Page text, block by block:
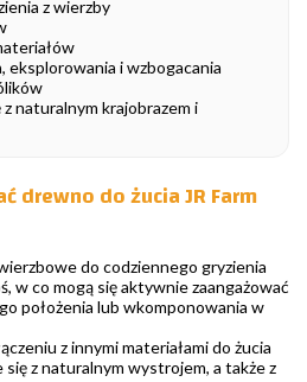
z wierzby
eksplorowania i wzbogacania
naturalnym krajobrazem i
drewno do żucia JR Farm
do codziennego gryzienia
w co mogą się aktywnie zaangażować
położenia lub wkomponowania w
z innymi materiałami do żucia
z naturalnym wystrojem, a także z